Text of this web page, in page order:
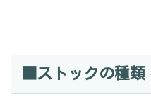
■ストックの種類